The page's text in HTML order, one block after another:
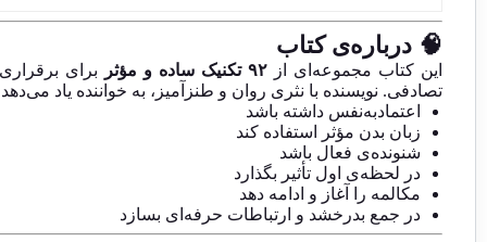
🧠 درباره‌ی کتاب
این کتاب مجموعه‌ای از ۹۲ تکنیک ساده و مؤثر
برای
تصادفی. نویسنده با نثری روان و طنزآمیز، به خواننده یاد
اعتمادبه‌نفس داشته باشد
زبان بدن مؤثر استفاده کند
شنونده‌ی فعال باشد
در لحظه‌ی اول تأثیر بگذارد
مکالمه را آغاز و ادامه دهد
در جمع بدرخشد و ارتباطات حرفه‌ای بسازد